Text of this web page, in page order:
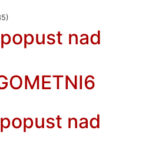
)
nad
nad